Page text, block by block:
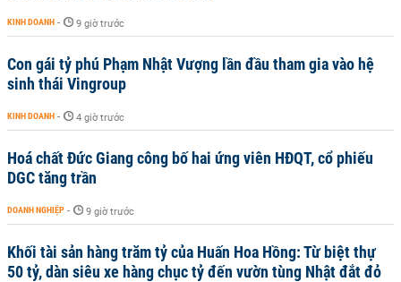
KINH DOANH - 9 giờ trước
Con gái tỷ phú Phạm Nhật Vượng lần đầu tham gia vào hệ
sinh thái Vingroup
KINH DOANH - 4 giờ trước
Hoá chất Đức Giang công bố hai ứng viên HĐQT, cổ phiếu
DGC tăng trần
DOANH NGHIỆP - 9 giờ trước
Khối tài sản hàng trăm tỷ của Huấn Hoa Hồng: Từ biệt thự
50 tỷ, dàn siêu xe hàng chục tỷ đến vườn tùng Nhật đắt đỏ